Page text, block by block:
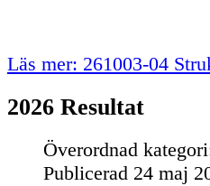
Läs mer: 261003-04
2026 Resultat
Överordnad
Publicerad 24 maj